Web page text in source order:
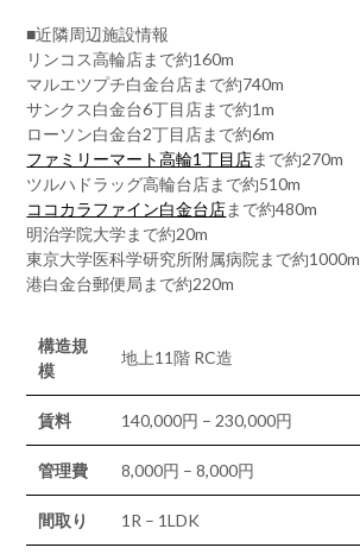
■近隣周辺施設情報
リンコス高輪店まで約160m
マルエツプチ白金台店まで約740m
サンクス白金台6丁目店まで約1m
ローソン白金台2丁目店まで約6m
ファミリーマート高輪1丁目店まで約270m
ツルハドラッグ高輪台店まで約510m
ココカラファイン白金台店まで約480m
明治学院大学まで約20m
東京大学医科学研究所附属病院まで約1000m
港白金台郵便局まで約220m
構造規
模
地上11階 RC造
賃料 140,000円 – 230,000円
管理費 8,000円 – 8,000円
間取り 1R – 1LDK